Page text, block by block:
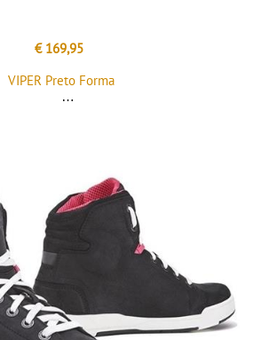
€ 169,95
VIPER Preto Forma